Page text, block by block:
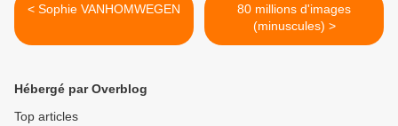
< Sophie VANHOMWEGEN
80 millions d'images
(minuscules) >
Hébergé par Overblog
Top articles